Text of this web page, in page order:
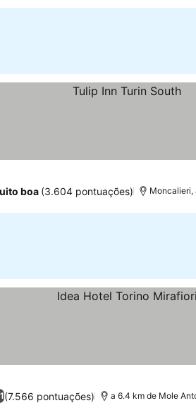
boa (3.604 pontuações) Moncalieri,
(7.566 pontuações) a 6.4 km de Mole